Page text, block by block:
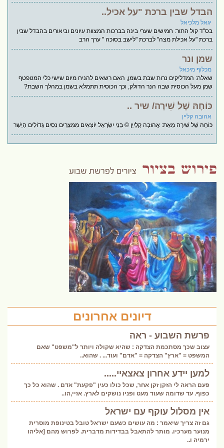
הבדל שבין ברכת "על אכיל..
יגאל מלכיאל
בס"ד קול התור: חמישים שערי בינה בברכות המצוות עיונים וביאורים בהבדל שבין
ברכת "על אכילת מצה" לברכת "לישב בסוכה " ערך הרב
שמן ונר
מכלוף מיכאל
שאלה: המדליקים נרות שבת בשמן, האם רשאים להניח מיום שישי כלי המטפטף
שמן מעל הכוסית שבה הנר הדולק, וכך הכוסית תתמלא בשמן במהלך השבת?
כּוֹחָהּ שֶׁל שִׁירָה/ שיר ..
אהובה קליין
כּוֹחָהּ שֶׁל שִׁירָה מֵאֵת: אֲהוּבָה קְלַייְן © בְּנֵי יִשְׂרָאֵל יוֹצְאִים מִמִּצְרַיִם נִסִּים גְּדוֹלִים הַיְשַׁר
דיונים אחרונים
פרשת השבוע - ראה
עצוב שכך מסתכמת הצדקה : שהיא שקולה ויותר ל"משפט" שאם
המשפט = "ארץ" הצדקה = "אדם" ועוד... . שהוא..
למען יידע אחרון צאצאיי.....
פעם הראה לי הזקן זקן אחר, שכל כולו כעין "פקעת" אדם . שהוא כל כך
כפוף. עד שדומה שעוד מעט ופניו נושקים לארץ. אזיי,הו..
אין מסלול עוקף עם ישראל
גם זה צריך שיאמר : מה עושים כשעם ישראל טובל בטינופת מוסרית
מנוער מערכיו. מותר להתאבל בבדידות מדברית. לפרוש מהם [אליהו
ירמיה ו..